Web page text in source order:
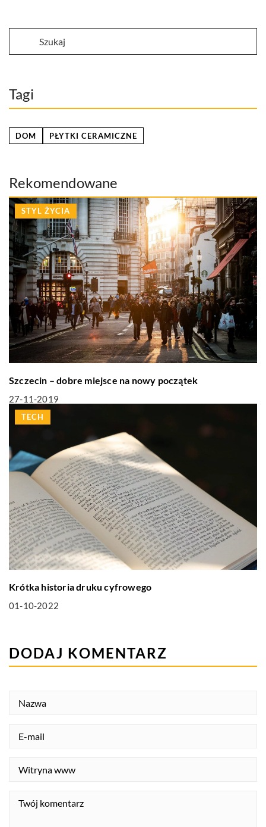
Tagi
DOM PŁYTKI CERAMICZNE
Rekomendowane
STYL ŻYCIA
Szczecin – dobre miejsce na nowy początek
27-11-2019
TECH
Krótka historia druku cyfrowego
01-10-2022
DODAJ KOMENTARZ